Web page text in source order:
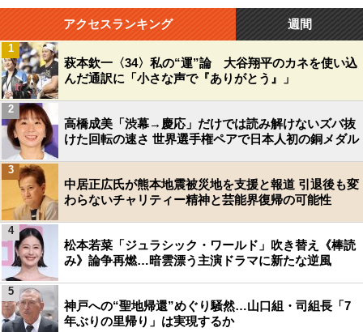
アクセスランキング 週間
萩本欽一〈34〉私の“運”論 大谷翔平のカネを使い込
んだ通訳に「小さな声で『ありがとう』」
1
高橋成美「渋幕→慶応」だけでは読み解けないズバ抜
けた回転の速さ 世界選手権ペアで日本人初の銅メダル
2
中居正広氏が熊本地震被災地を支援と報道 引退後も変
わらないチャリティー精神と芸能界復帰の可能性
3
松本若菜「ジュラシック・ワールド」吹き替え《棒読
み》論争再燃…暗雲漂う主演ドラマに新たな逆風
4
神戸への“聖地帰還”めぐり騒然…山口組・司組長「7
年ぶりの里帰り」は実現するか
5